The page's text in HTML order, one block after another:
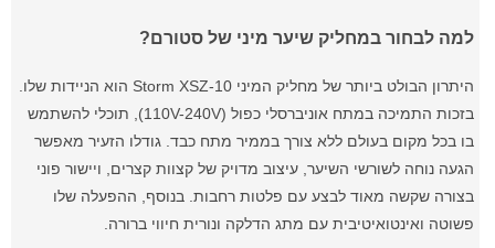
למה לבחור במחליק שיער מיני של סטורם?
היתרון הבולט ביותר של מחליק המיני Storm XSZ-10 הוא הניידות שלו.
בזכות התמיכה במתח אוניברסלי כפול (110V-240V), תוכלי להשתמש
בו בכל מקום בעולם ללא צורך בממיר מתח כבד. גודלו הזעיר מאפשר
הגעה נוחה לשורשי השיער, עיצוב מדויק של קצוות קצרים, ויישור פוני
בצורה שקשה מאוד לבצע עם פלטות רחבות. בנוסף, ההפעלה שלו
פשוטה ואינטואיטיבית עם מתג הדלקה ונורית חיווי ברורה.